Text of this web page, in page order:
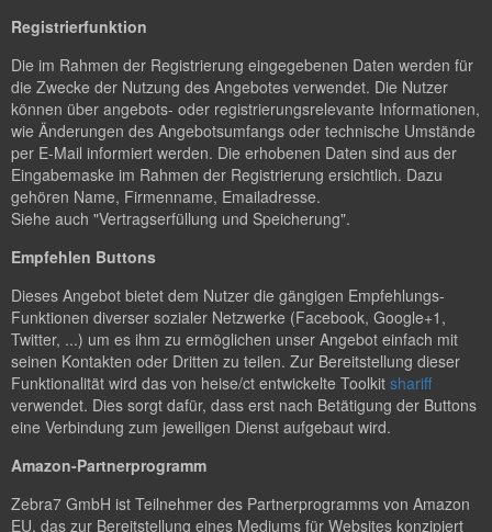
Registrierfunktion
Die im Rahmen der Registrierung eingegebenen Daten werden für
die Zwecke der Nutzung des Angebotes verwendet. Die Nutzer
können über angebots- oder registrierungsrelevante Informationen,
wie Änderungen des Angebotsumfangs oder technische Umstände
per E-Mail informiert werden. Die erhobenen Daten sind aus der
Eingabemaske im Rahmen der Registrierung ersichtlich. Dazu
gehören Name, Firmenname, Emailadresse.
Siehe auch "Vertragserfüllung und Speicherung".
Empfehlen Buttons
Dieses Angebot bietet dem Nutzer die gängigen Empfehlungs-
Funktionen diverser sozialer Netzwerke (Facebook, Google+1,
Twitter, ...) um es ihm zu ermöglichen unser Angebot einfach mit
seinen Kontakten oder Dritten zu teilen. Zur Bereitstellung dieser
Funktionalität wird das von heise/ct entwickelte Toolkit shariff
verwendet. Dies sorgt dafür, dass erst nach Betätigung der Buttons
eine Verbindung zum jeweiligen Dienst aufgebaut wird.
Amazon-Partnerprogramm
Zebra7 GmbH ist Teilnehmer des Partnerprogramms von Amazon
EU, das zur Bereitstellung eines Mediums für Websites konzipiert